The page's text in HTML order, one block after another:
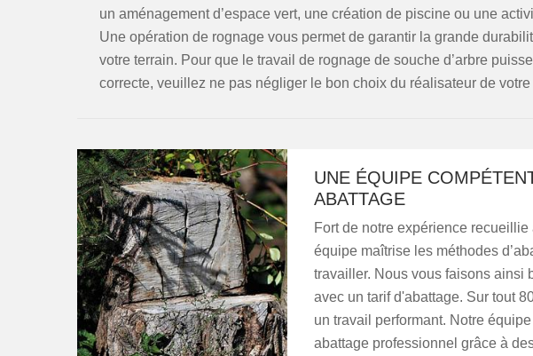
un aménagement d’espace vert, une création de piscine ou une
Une opération de rognage vous permet de garantir la grande
votre terrain. Pour que le travail de rognage de souche d’arbre
correcte, veuillez ne pas négliger le bon choix du réalisateur de votre
UNE ÉQUIPE
ABATTAGE
Fort de notre expérience
équipe maîtrise les méthodes
travailler. Nous vous faisons ainsi
avec un tarif d'abattage. Sur tout
un travail performant. Notre
abattage professionnel grâce à